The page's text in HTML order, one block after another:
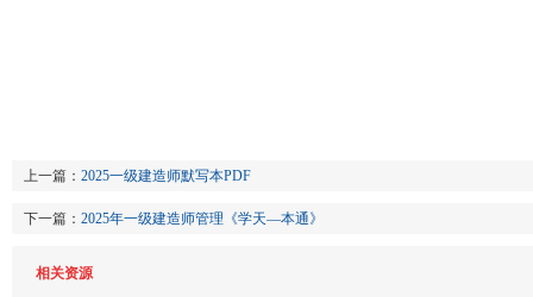
上一篇： 2025一级建造师默写本PDF
下一篇： 2025年一级建造师管理《学天—本通》
相关资源